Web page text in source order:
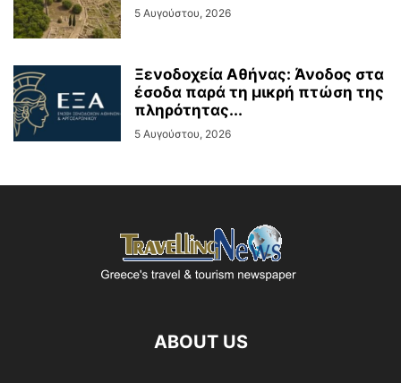
5 Αυγούστου, 2026
Ξενοδοχεία Αθήνας: Άνοδος στα
έσοδα παρά τη μικρή πτώση της
πληρότητας...
5 Αυγούστου, 2026
ABOUT US